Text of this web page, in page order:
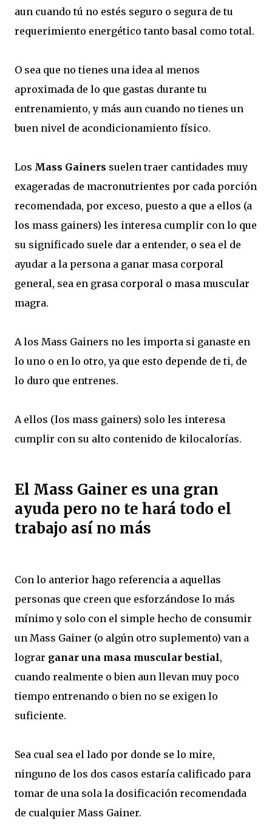
aun cuando tú no estés seguro o segura de tu
requerimiento energético tanto basal como total.
O sea que no tienes una idea al menos
aproximada de lo que gastas durante tu
entrenamiento, y más aun cuando no tienes un
buen nivel de acondicionamiento físico.
Los Mass Gainers suelen traer cantidades muy
exageradas de macronutrientes por cada porción
recomendada, por exceso, puesto a que a ellos (a
los mass gainers) les interesa cumplir con lo que
su significado suele dar a entender, o sea el de
ayudar a la persona a ganar masa corporal
general, sea en grasa corporal o masa muscular
magra.
A los Mass Gainers no les importa si ganaste en
lo uno o en lo otro, ya que esto depende de ti, de
lo duro que entrenes.
A ellos (los mass gainers) solo les interesa
cumplir con su alto contenido de kilocalorías.
El Mass Gainer es una gran
ayuda pero no te hará todo el
trabajo así no más
Con lo anterior hago referencia a aquellas
personas que creen que esforzándose lo más
mínimo y solo con el simple hecho de consumir
un Mass Gainer (o algún otro suplemento) van a
lograr ganar una masa muscular bestial,
cuando realmente o bien aun llevan muy poco
tiempo entrenando o bien no se exigen lo
suficiente.
Sea cual sea el lado por donde se lo mire,
ninguno de los dos casos estaría calificado para
tomar de una sola la dosificación recomendada
de cualquier Mass Gainer.